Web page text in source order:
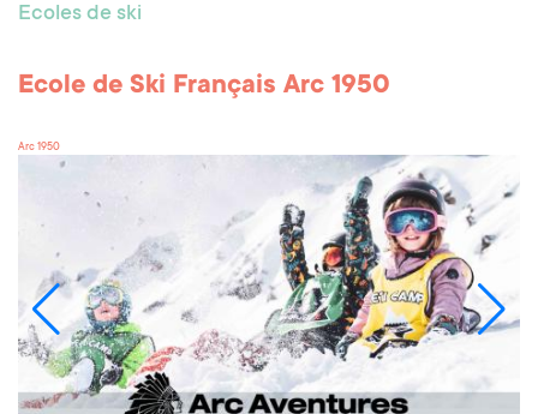
Ecoles de ski
Ecole de Ski Français Arc 1950
Arc 1950